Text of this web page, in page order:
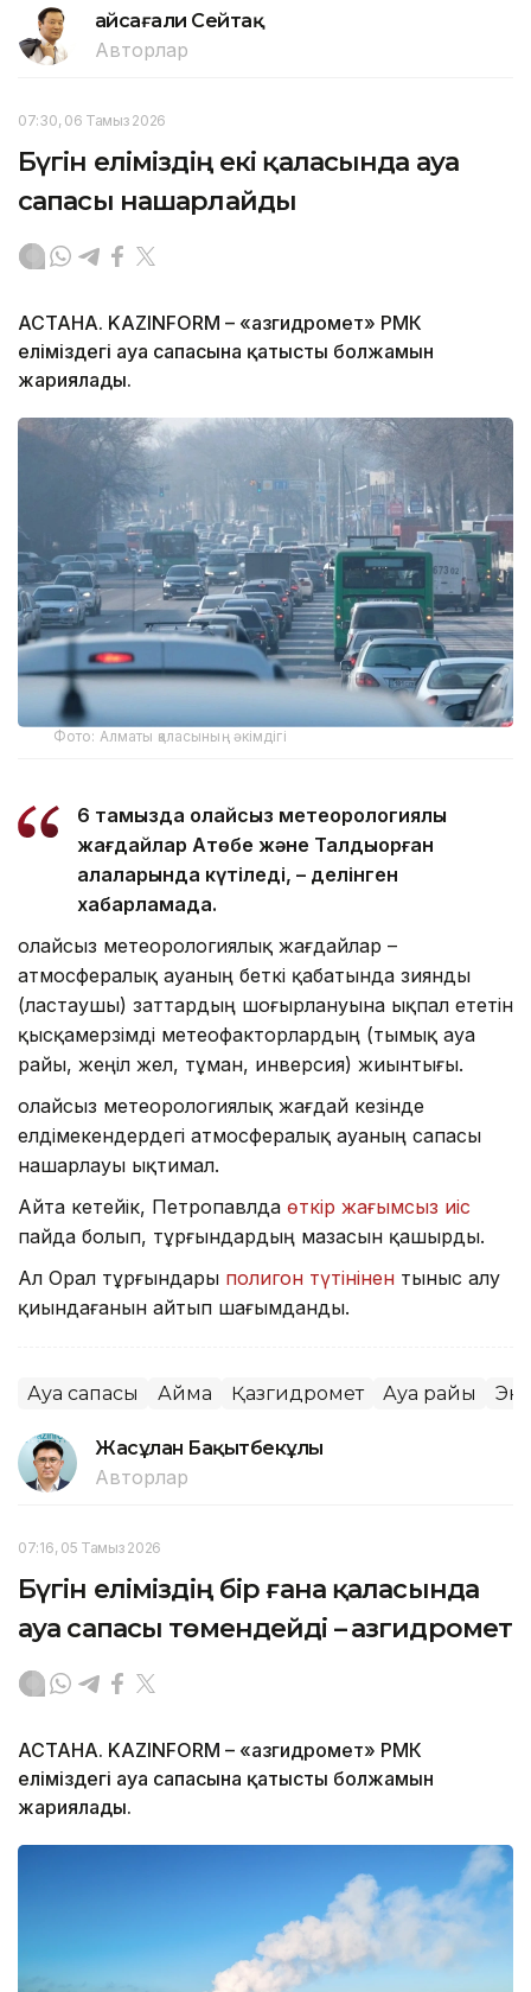
Ғайсағали Сейтақ
Авторлар
07:30, 06 Тамыз 2026
Бүгін еліміздің екі қаласында ауа
сапасы нашарлайды
АСТАНА. KAZINFORM – «Қазгидромет» РМК
еліміздегі ауа сапасына қатысты болжамын
жариялады.
Фото: Алматы қаласының әкімдігі
6 тамызда қолайсыз метеорологиялық
жағдайлар Ақтөбе және Талдықорған
қалаларында күтіледі, – делінген
хабарламада.
Қолайсыз метеорологиялық жағдайлар –
атмосфералық ауаның беткі қабатында зиянды
(ластаушы) заттардың шоғырлануына ықпал ететін
қысқамерзімді метеофакторлардың (тымық ауа
райы, жеңіл жел, тұман, инверсия) жиынтығы.
Қолайсыз метеорологиялық жағдай кезінде
елдімекендердегі атмосфералық ауаның сапасы
нашарлауы ықтимал.
Айта кетейік, Петропавлда өткір жағымсыз иіс
пайда болып, тұрғындардың мазасын қашырды.
Ал Орал тұрғындары полигон түтінінен тыныс алу
қиындағанын айтып шағымданды.
Ауа сапасы Аймақ Қазгидромет Ауа райы
Жасұлан Бақытбекұлы
Авторлар
07:16, 05 Тамыз 2026
Бүгін еліміздің бір ғана қаласында
ауа сапасы төмендейді – Қазгидромет
АСТАНА. KAZINFORM – «Қазгидромет» РМК
еліміздегі ауа сапасына қатысты болжамын
жариялады.